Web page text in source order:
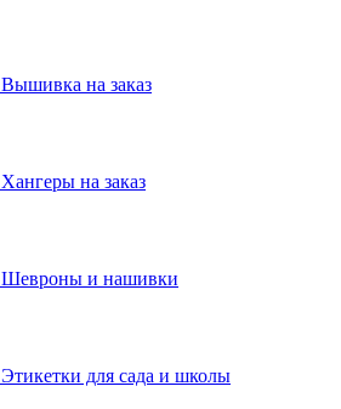
Вышивка на заказ
Хангеры на заказ
Шевроны и нашивки
Этикетки для сада и школы